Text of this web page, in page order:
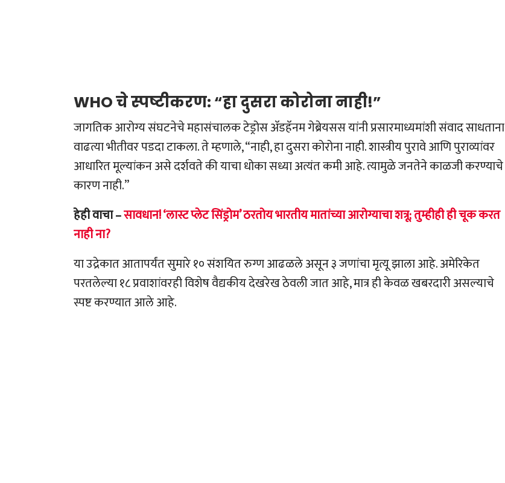
WHO चे स्पष्टीकरण: “हा दुसरा कोरोना नाही!”
जागतिक आरोग्य संघटनेचे महासंचालक टेड्रोस अ‍ॅडहॅनम गेब्रेयसस यांनी प्रसारमाध्यमांशी संवाद साधताना
वाढत्या भीतीवर पडदा टाकला. ते म्हणाले, “नाही, हा दुसरा कोरोना नाही. शास्त्रीय पुरावे आणि पुराव्यांवर
आधारित मूल्यांकन असे दर्शवते की याचा धोका सध्या अत्यंत कमी आहे. त्यामुळे जनतेने काळजी करण्याचे
कारण नाही.”
हेही वाचा –सावधान! ‘लास्ट प्लेट सिंड्रोम’ ठरतोय भारतीय मातांच्या आरोग्याचा शत्रू; तुम्हीही ही चूक करत
नाही ना?
या उद्रेकात आतापर्यंत सुमारे १० संशयित रुग्ण आढळले असून ३ जणांचा मृत्यू झाला आहे. अमेरिकेत
परतलेल्या १८ प्रवाशांवरही विशेष वैद्यकीय देखरेख ठेवली जात आहे, मात्र ही केवळ खबरदारी असल्याचे
स्पष्ट करण्यात आले आहे.